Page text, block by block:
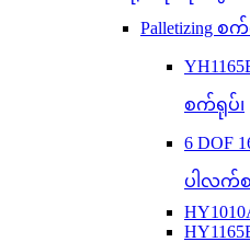
Palletizing စ
စက်ရုပ်၊
6 DOF
ပါလက်